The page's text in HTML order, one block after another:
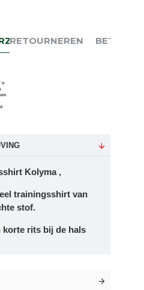
u
RETOURNEREN BETALEN
Kolyma ,
trainingsshirt van
stof.
korte rits bij de hals